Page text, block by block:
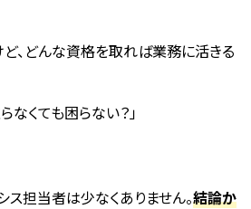
ど、どんな資格を取れば業務に活きる
なくても困らない？」
担当者は少なくありません。結論か